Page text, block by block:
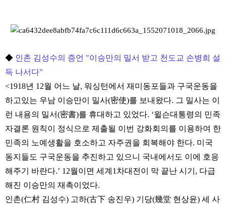
◆ 인촌 김성수의 증언 "이승만의 밀서 받고 천도교 손병희 설
득 나서다"
<1918년 12월 어느 날, 워싱턴에서 재미동포들과 구국운동을
하고있는 우남 이승만이 밀사(密使)를 보내왔다. 그 밀사는 이
런 내용의 밀서(密書)를 휴대하고 있었다. ‘윌슨대통령의 민족
자결론 원칙이 정식으로 제출될 이번 강화회의를 이용하여 한
민족의 노예생활을 호소하고 자주권을 회복해야 한다. 미국
동지들도 구국운동을 추진하고 있으니 국내에서도 이에 호응
해주기 바란다.’ 12월이면 세계1차대전이 막 끝난 시기, 다급
해진 이승만의 재촉이었다.
인촌(仁村 김성수) 고하(古下 송진우) 기당(幾堂 현상윤) 세 사